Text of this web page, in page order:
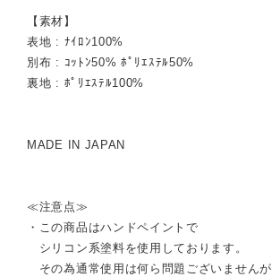
【素材】
表地 : ﾅｲﾛﾝ100%
別布 : ｺｯﾄﾝ50% ﾎﾟﾘｴｽﾃﾙ50%
裏地 : ﾎﾟﾘｴｽﾃﾙ100%
MADE IN JAPAN
≪注意点≫
・この商品はハンドペイントで
シリコン系塗料を使用しております。
その為通常使用は何ら問題ございませんが